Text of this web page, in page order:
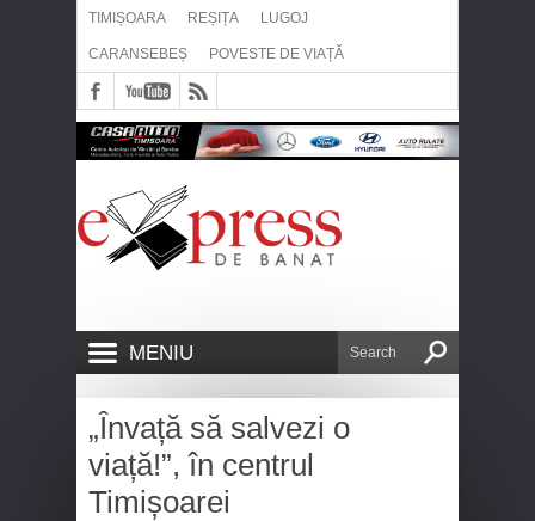
TIMIȘOARA REȘIȚA LUGOJ
CARANSEBEȘ POVESTE DE VIAȚĂ
MENIU
„Învață să salvezi o
viață!”, în centrul
Timișoarei